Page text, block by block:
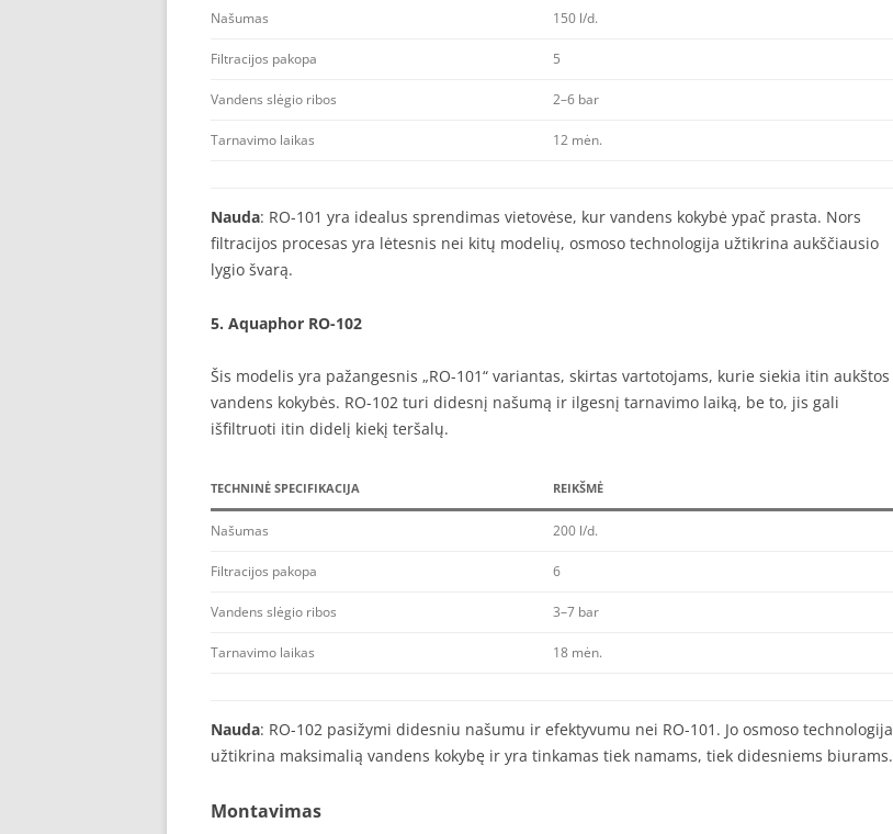
Našumas 150 l/d.
Filtracijos pakopa 5
Vandens slėgio ribos 2–6 bar
Tarnavimo laikas 12 mėn.
Nauda: RO-101 yra idealus sprendimas vietovėse, kur vandens kokybė ypač prasta. Nors
filtracijos procesas yra lėtesnis nei kitų modelių, osmoso technologija užtikrina aukščiausio
lygio švarą.
5. Aquaphor RO-102
Šis modelis yra pažangesnis „RO-101“ variantas, skirtas vartotojams, kurie siekia itin aukštos
vandens kokybės. RO-102 turi didesnį našumą ir ilgesnį tarnavimo laiką, be to, jis gali
išfiltruoti itin didelį kiekį teršalų.
TECHNINĖ SPECIFIKACIJA REIKŠMĖ
Našumas 200 l/d.
Filtracijos pakopa 6
Vandens slėgio ribos 3–7 bar
Tarnavimo laikas 18 mėn.
Nauda: RO-102 pasižymi didesniu našumu ir efektyvumu nei RO-101. Jo osmoso technologija
užtikrina maksimalią vandens kokybę ir yra tinkamas tiek namams, tiek didesniems biurams.
Montavimas